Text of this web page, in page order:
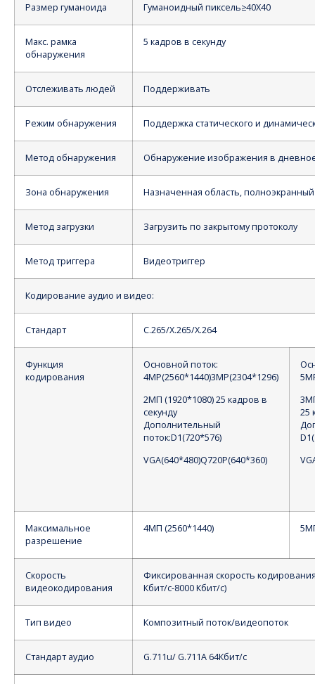
Размер гуманоида Гуманоидный пиксель≥40X40
Макс. рамка
обнаружения
5 кадров в секунду
Отслеживать людей Поддерживать
Режим обнаружения Поддержка статического и
Метод обнаружения Обнаружение изображения в
Зона обнаружения Назначенная область,
Метод загрузки Загрузить по закрытому протоколу
Метод триггера Видеотриггер
Кодирование аудио и видео:
Стандарт С.265/Х.265/Х.264
Функция
кодирования
Основной поток:
4MP(2560*1440)3MP(2304*1296)
2МП (1920*1080) 25 кадров в
секунду
Дополнительный
поток:D1(720*576)
VGA(640*480)Q720P(640*360)
25
Максимальное
разрешение
4МП (2560*1440)
Скорость
видеокодирования
Фиксированная скорость
Кбит/с-8000 Кбит/с)
Тип видео Композитный поток/видеопоток
Стандарт аудио G.711u/ G.711A 64Кбит/с